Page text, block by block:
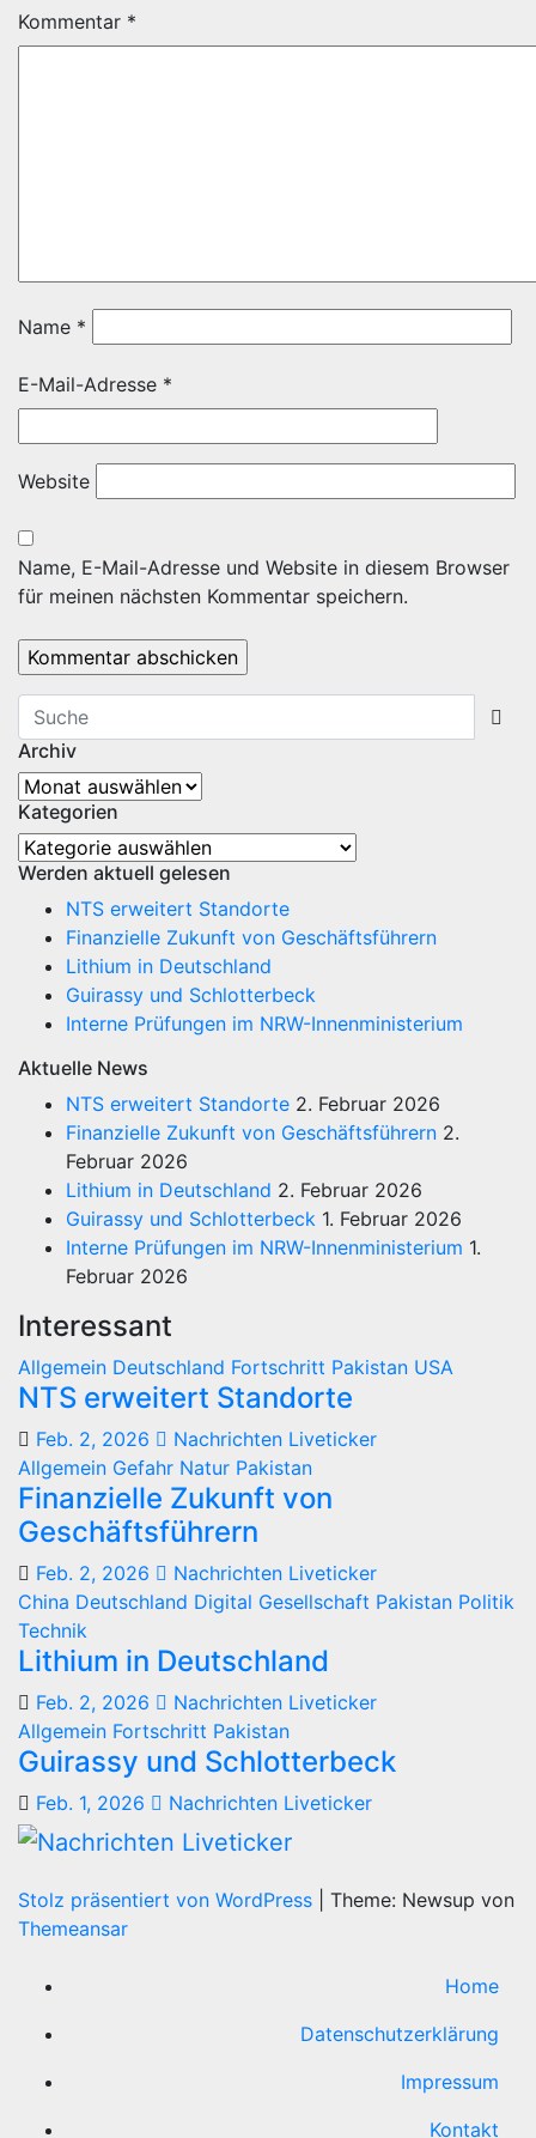
Kommentar *
Name *
E-Mail-Adresse *
Website
Name, E-Mail-Adresse und Website in diesem Browser
für meinen nächsten Kommentar speichern.
Archiv
Archiv
Kategorien
Kategorien
Werden aktuell gelesen
NTS erweitert Standorte
Finanzielle Zukunft von Geschäftsführern
Lithium in Deutschland
Guirassy und Schlotterbeck
Interne Prüfungen im NRW-Innenministerium
Aktuelle News
NTS erweitert Standorte 2. Februar 2026
Finanzielle Zukunft von Geschäftsführern 2.
Februar 2026
Lithium in Deutschland 2. Februar 2026
Guirassy und Schlotterbeck 1. Februar 2026
Interne Prüfungen im NRW-Innenministerium 1.
Februar 2026
Interessant
Allgemein Deutschland Fortschritt Pakistan USA
NTS erweitert Standorte
Feb. 2, 2026
Nachrichten Liveticker
Allgemein Gefahr Natur Pakistan
Finanzielle Zukunft von
Geschäftsführern
Feb. 2, 2026
Nachrichten Liveticker
China Deutschland Digital Gesellschaft Pakistan Politik
Technik
Lithium in Deutschland
Feb. 2, 2026
Nachrichten Liveticker
Allgemein Fortschritt Pakistan
Guirassy und Schlotterbeck
Feb. 1, 2026 Nachrichten Liveticker
Stolz präsentiert von WordPress
Theme: Newsup von
Themeansar
Home
Datenschutzerklärung
Impressum
Kontakt